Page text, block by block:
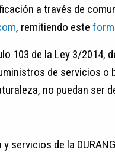
a través de
, remitiendo este
103 de la Ley 3/2014,
de servicios
no puedan
servicios de la